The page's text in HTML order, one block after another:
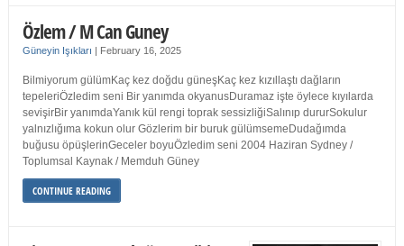
Özlem / M Can Guney
Güneyin Işıkları | February 16, 2025
Bilmiyorum gülümKaç kez doğdu güneşKaç kez kızıllaştı dağların
tepeleriÖzledim seni Bir yanımda okyanusDuramaz işte öylece kıyılarda
sevişirBir yanımdaYanık kül rengi toprak sessizliğiSalınıp dururSokulur
yalnızlığıma kokun olur Gözlerim bir buruk gülümsemeDudağımda
buğusu öpüşlerinGeceler boyuÖzledim seni 2004 Haziran Sydney /
Toplumsal Kaynak / Memduh Güney
CONTINUE READING